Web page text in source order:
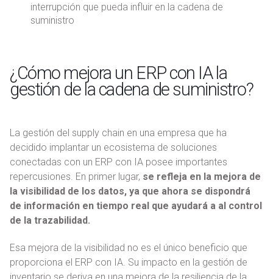
interrupción que pueda influir en la cadena de
suministro
¿Cómo mejora un ERP con IA la
gestión de la cadena de suministro?
La gestión del supply chain en una empresa que ha
decidido implantar un ecosistema de soluciones
conectadas con un ERP con IA posee importantes
repercusiones. En primer lugar, se refleja en la mejora de
la visibilidad de los datos, ya que ahora se dispondrá
de información en tiempo real que ayudará a al control
de la trazabilidad.
Esa mejora de la visibilidad no es el único beneficio que
proporciona el ERP con IA. Su impacto en la gestión de